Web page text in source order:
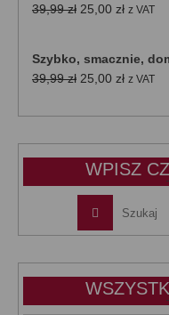
39,99zł Pierwotna
39,99 zł.
25,00 złAktualna
25,00
z VAT
Szybko, smacznie,
39,99zł Pierwotna
wynosiła:
25,00 złAktualna
wynosi:
z VAT
WPISZ